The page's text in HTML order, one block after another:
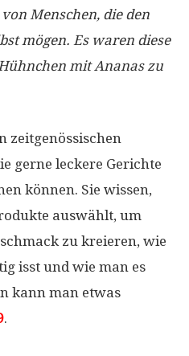
Menschen, die den
mögen. Es waren diese
mit Ananas zu
zeitgenössischen
gerne leckere Gerichte
können. Sie wissen,
auswählt, um
zu kreieren, wie
isst und wie man es
kann man etwas
.